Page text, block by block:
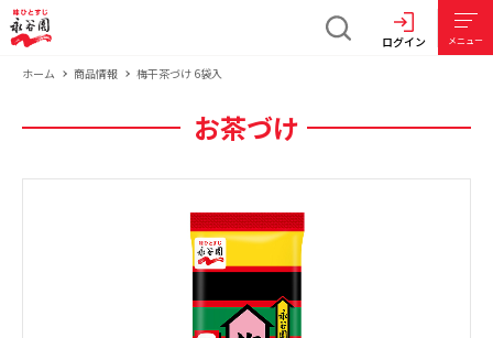
ログイン メニュー
ホーム 商品情報 梅干茶づけ 6袋入
お茶づけ